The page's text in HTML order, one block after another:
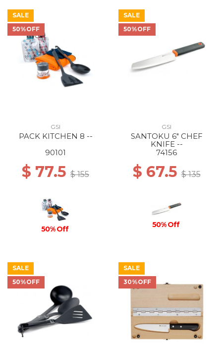
SALE
50%OFF
GSI
PACK KITCHEN 8 --
90101
$ 77.5 $ 155
50% Off
SALE
50%OFF
GSI
SANTOKU 6" CHEF
KNIFE --
74156
$ 67.5$ 135
50% Off
SALE
50%OFF
SALE
30%OFF